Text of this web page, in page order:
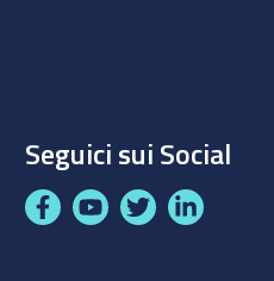
Seguici sui Social
F
Y
T
L